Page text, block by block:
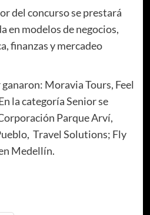
del concurso se prestará
en modelos de negocios,
finanzas y mercadeo
Moravia Tours, Feel
la categoría Senior se
Parque Arví,
Travel Solutions; Fly
Medellín.